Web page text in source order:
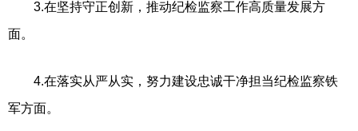
3.在坚持守正创新，推动纪检监察工作高质量发展方
面。
4.在落实从严从实，努力建设忠诚干净担当纪检监察铁
军方面。